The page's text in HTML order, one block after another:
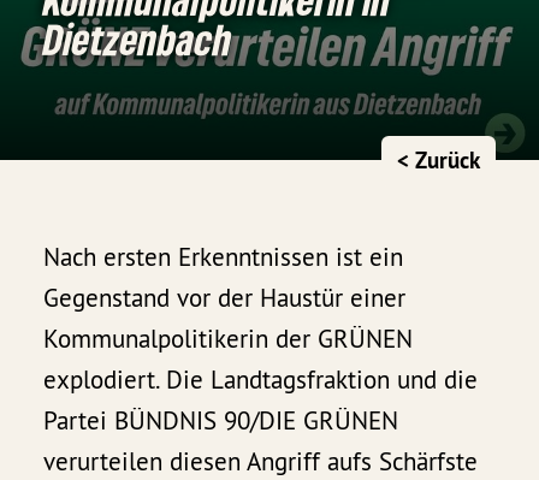
Dietzenbach
< Zurück
Nach ersten Erkenntnissen ist ein
Gegenstand vor der Haustür einer
Kommunalpolitikerin der GRÜNEN
explodiert. Die Landtagsfraktion und die
Partei BÜNDNIS 90/DIE GRÜNEN
verurteilen diesen Angriff aufs Schärfste